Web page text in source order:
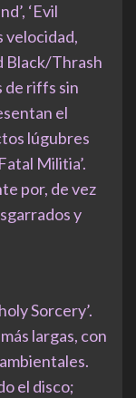
‘Evil
velocidad,
Black/Thrash
de riffs sin
el
lúgubres
Militia’.
por, de vez
y
Sorcery’.
largas, con
el disco;